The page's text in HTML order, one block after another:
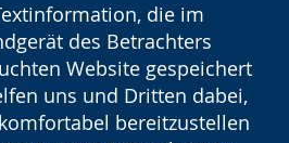
die im
des Betrachters
Website gespeichert
uns und Dritten dabei,
bereitzustellen